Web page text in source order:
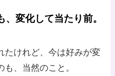
変化して当たり前。
たけれど、今は好みが変
、当然のこと。